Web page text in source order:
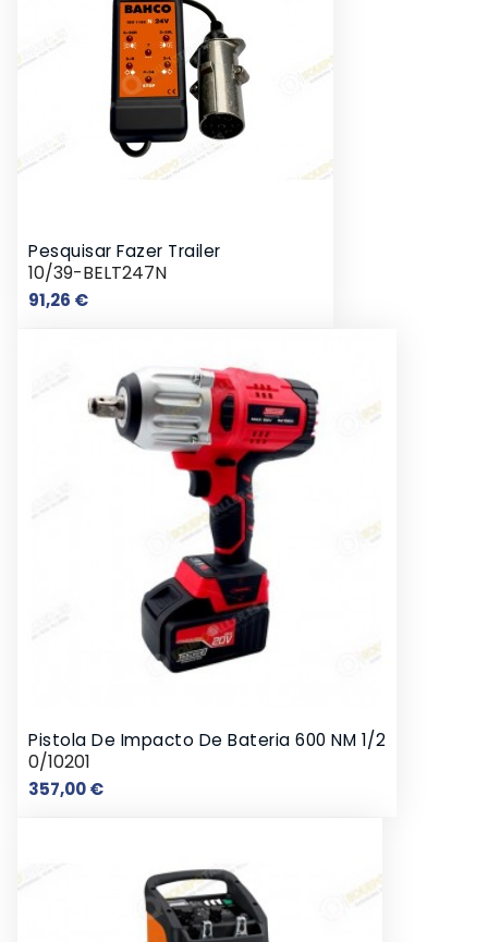
Pesquisar Fazer Trailer
10/39-BELT247N
91,26 €Preço
Pistola De Impacto De Bateria 600 NM 1/2
0/10201
357,00 €Preço